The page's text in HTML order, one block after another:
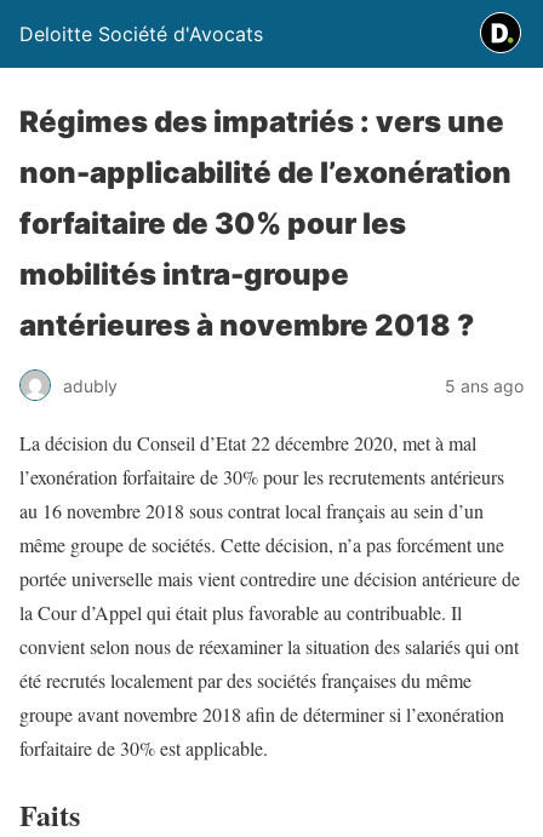
Deloitte Société d'Avocats
Régimes des impatriés : vers une
non-applicabilité de l’exonération
forfaitaire de 30% pour les
mobilités intra-groupe
antérieures à novembre 2018 ?
adubly 5 ans ago
La décision du Conseil d’Etat 22 décembre 2020, met à mal
l’exonération forfaitaire de 30% pour les recrutements antérieurs
au 16 novembre 2018 sous contrat local français au sein d’un
même groupe de sociétés. Cette décision, n’a pas forcément une
portée universelle mais vient contredire une décision antérieure de
la Cour d’Appel qui était plus favorable au contribuable. Il
convient selon nous de réexaminer la situation des salariés qui ont
été recrutés localement par des sociétés françaises du même
groupe avant novembre 2018 afin de déterminer si l’exonération
forfaitaire de 30% est applicable.
Faits